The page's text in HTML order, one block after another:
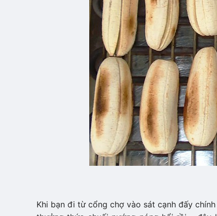
Khi bạn đi từ cổng chợ vào sát cạnh đấy